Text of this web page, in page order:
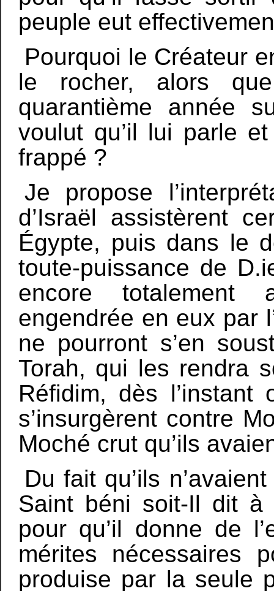
peuple eut
Pourquoi le Créateur
le rocher, alors
quarantième année
voulut qu’il lui parle
frappé ?
Je propose
d’Israël assistèrent
Égypte, puis dans le
toute-puissance de
encore totalement
engendrée en eux par
ne pourront s’en
Torah, qui les rendra
Réfidim, dès l’instant
s’insurgèrent contre
Moché crut qu’ils
Du fait qu’ils
Saint béni soit-Il dit à
pour qu’il donne de
mérites nécessaires
produise par la seule